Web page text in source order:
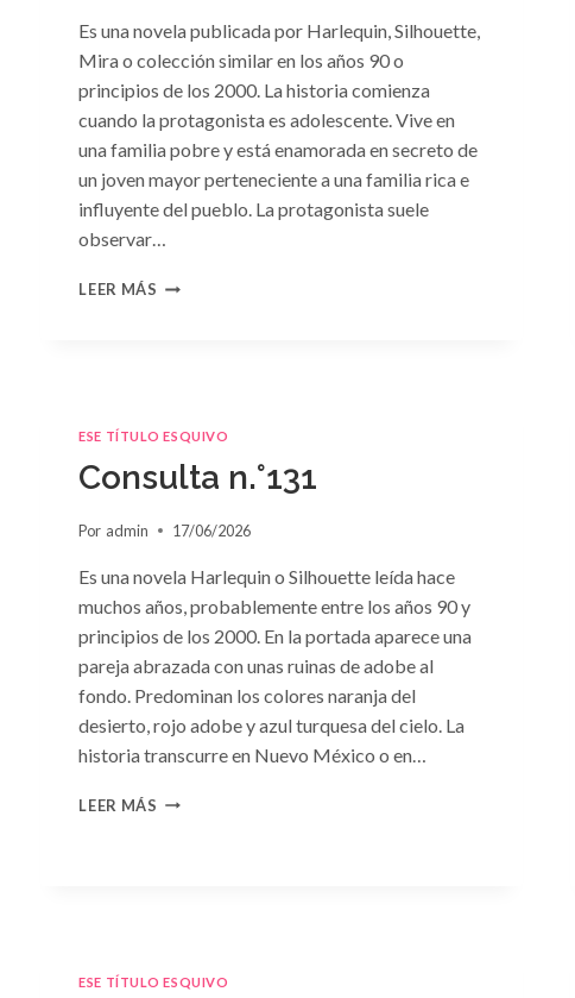
Es una novela publicada por Harlequin, Silhouette,
Mira o colección similar en los años 90 o
principios de los 2000. La historia comienza
cuando la protagonista es adolescente. Vive en
una familia pobre y está enamorada en secreto de
un joven mayor perteneciente a una familia rica e
influyente del pueblo. La protagonista suele
observar…
LEER MÁS CONSULTA
ESE TÍTULO ESQUIVO
Consulta n.°131
Por admin 17/06/2026
Es una novela Harlequin o Silhouette leída hace
muchos años, probablemente entre los años 90 y
principios de los 2000. En la portada aparece una
pareja abrazada con unas ruinas de adobe al
fondo. Predominan los colores naranja del
desierto, rojo adobe y azul turquesa del cielo. La
historia transcurre en Nuevo México o en…
LEER MÁS CONSULTA
ESE TÍTULO ESQUIVO